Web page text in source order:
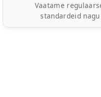
Vaatame
standardeid